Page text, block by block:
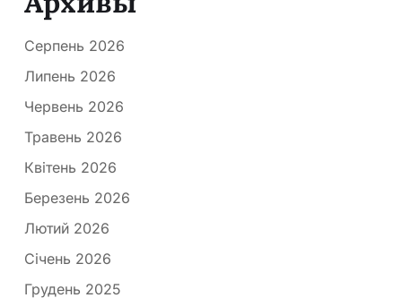
Серпень 2026
Липень 2026
Червень 2026
Травень 2026
Квітень 2026
Березень 2026
Лютий 2026
Січень 2026
Грудень 2025